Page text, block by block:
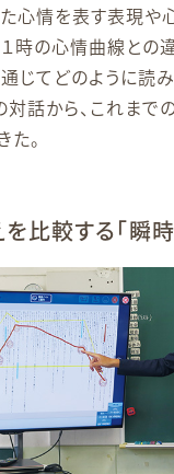
心情を表す表現や
１時の心情曲線との
じてどのように読
対話から、これまで
た。
比較する「瞬